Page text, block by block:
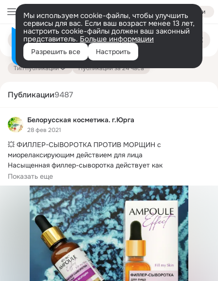
Войти
Мы используем cookie-файлы, чтобы улучшить
сервисы для вас. Если ваш возраст менее 13 лет,
настроить cookie-файлы должен ваш законный
представитель. Больше информации
Разрешить все Настроить
Поиск
публикациям
Тип публикации Публикации за 24 часа
Публикации9487
Белорусская косметика. г.Юрга
28 фев 2021
💥 ФИЛЛЕР-СЫВОРОТКА ПРОТИВ МОРЩИН с
миорелаксирующим действием для лица
Насыщенная филлер-сыворотка действует как
профессиональная...
Показать еще
Информация о контенте
на платформе — здесь